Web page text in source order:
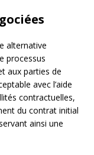
alternative
processus
aux parties de
avec l’aide
contractuelles,
du contrat initial
ainsi une